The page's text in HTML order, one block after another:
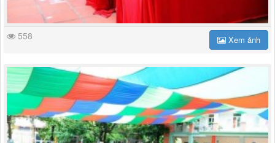
558 Xem ảnh